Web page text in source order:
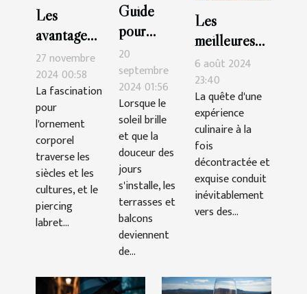
Les
avantages
esthétiques
des
piercings
labret
supérieurs
et
inférieurs
27 novembre
2024 00:58
La fascination
pour
l'ornement
corporel
traverse les
siècles et les
cultures, et le
piercing
labret...
Guide
pour
choisir le
store
banne
parfait
pour
terrasses
et
balcons
20
septembre
2024 01:56
Lorsque le
soleil brille
et que la
douceur des
jours
s'installe, les
terrasses et
balcons
deviennent
de...
Les
meilleures
tables pour
une cuisine
décontractée
et
savoureuse
6 août 2024
23:40
La quête d'une
expérience
culinaire à la
fois
décontractée et
exquise conduit
inévitablement
vers des...